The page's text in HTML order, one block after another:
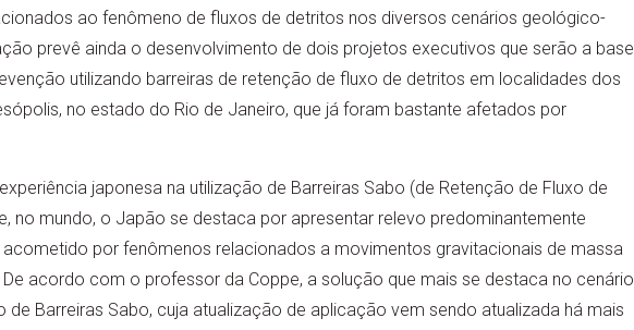
ao fenômeno de fluxos de detritos nos diversos cenários geológico-
prevê ainda o desenvolvimento de dois projetos executivos que serão a base
utilizando barreiras de retenção de fluxo de detritos em localidades dos
no estado do Rio de Janeiro, que já foram bastante afetados por
japonesa na utilização de Barreiras Sabo (de Retenção de Fluxo de
no mundo, o Japão se destaca por apresentar relevo predominantemente
por fenômenos relacionados a movimentos gravitacionais de massa
acordo com o professor da Coppe, a solução que mais se destaca no cenário
de Barreiras Sabo, cuja atualização de aplicação vem sendo atualizada há mais